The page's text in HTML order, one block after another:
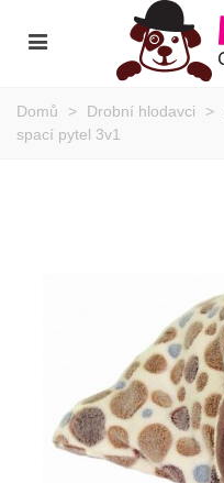
Domů > Drobní hlodavci >
spací pytel 3v1